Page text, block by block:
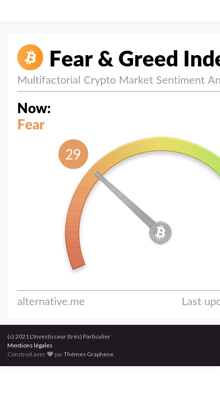
(c) 2021 L'Investisseur (très) Particulier
Mentions légales
Construit avec
parThèmes Graphene